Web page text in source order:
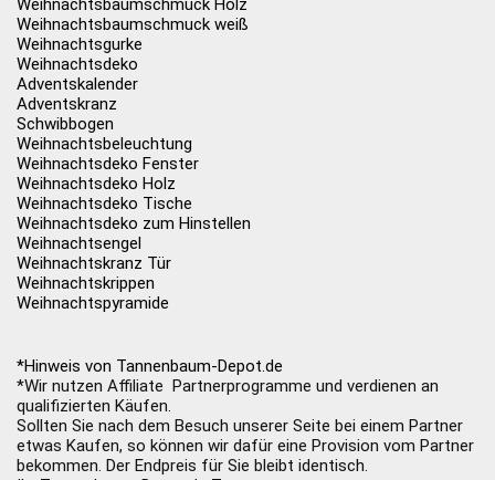
Weihnachtsbaumschmuck Holz
Weihnachtsbaumschmuck weiß
Weihnachtsgurke
Weihnachtsdeko
Adventskalender
Adventskranz
Schwibbogen
Weihnachtsbeleuchtung
Weihnachtsdeko Fenster
Weihnachtsdeko Holz
Weihnachtsdeko Tische
Weihnachtsdeko zum Hinstellen
Weihnachtsengel
Weihnachtskranz Tür
Weihnachtskrippen
Weihnachtspyramide
*Hinweis von Tannenbaum-Depot.de
*Wir nutzen Affiliate Partnerprogramme und verdienen an
qualifizierten Käufen.
Sollten Sie nach dem Besuch unserer Seite bei einem Partner
etwas Kaufen, so können wir dafür eine Provision vom Partner
bekommen. Der Endpreis für Sie bleibt identisch.